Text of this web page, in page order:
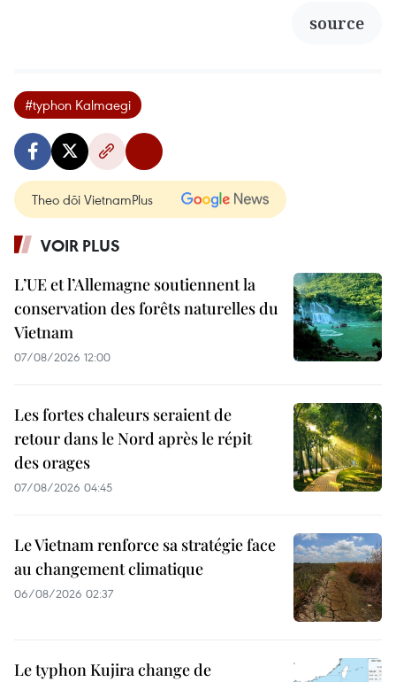
source
#typhon Kalmaegi
Theo dõi VietnamPlus
VOIR PLUS
L’UE et l’Allemagne soutiennent la
conservation des forêts naturelles du
Vietnam
07/08/2026 12:00
Les fortes chaleurs seraient de
retour dans le Nord après le répit
des orages
07/08/2026 04:45
Le Vietnam renforce sa stratégie face
au changement climatique
06/08/2026 02:37
Le typhon Kujira change de